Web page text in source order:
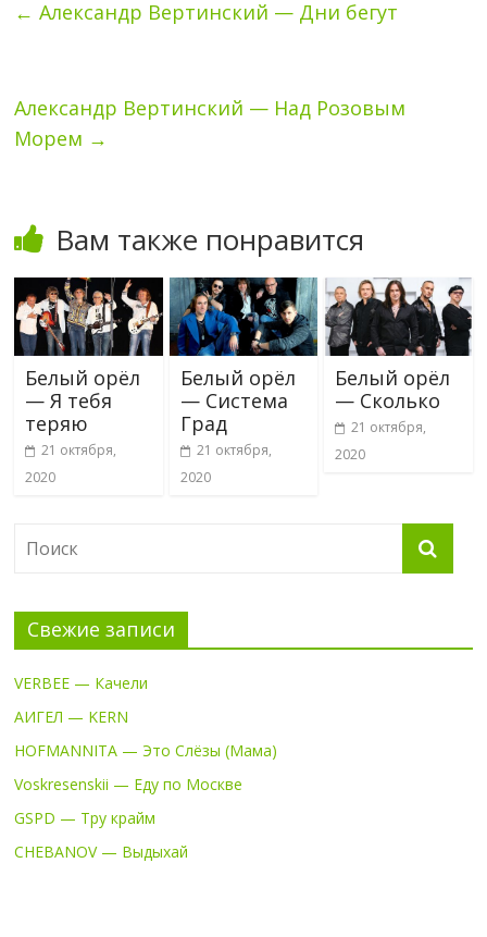
← Александр Вертинский — Дни бегут
Александр Вертинский — Над Розовым
Морем →
Вам также понравится
Белый орёл
— Я тебя
теряю
21 октября,
2020
Белый орёл
— Система
Град
21 октября,
2020
Белый орёл
— Сколько
21 октября,
2020
Свежие записи
VERBEE — Качели
АИГЕЛ — KERN
HOFMANNITA — Это Слёзы (Мама)
Voskresenskii — Еду по Москве
GSPD — Тру крайм
CHEBANOV — Выдыхай